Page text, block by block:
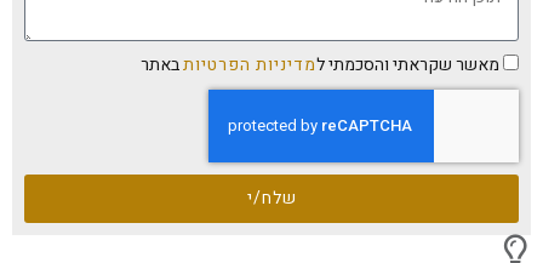
מאשר שקראתי והסכמתי למדיניות הפרטיותבאתר
שלח/י